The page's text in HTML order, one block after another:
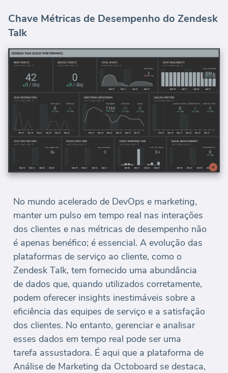
Chave Métricas de Desempenho do Zendesk
Talk
No mundo acelerado de DevOps e marketing,
manter um pulso em tempo real nas interações
dos clientes e nas métricas de desempenho não
é apenas benéfico; é essencial. A evolução das
plataformas de serviço ao cliente, como o
Zendesk Talk, tem fornecido uma abundância
de dados que, quando utilizados corretamente,
podem oferecer insights inestimáveis sobre a
eficiência das equipes de serviço e a satisfação
dos clientes. No entanto, gerenciar e analisar
esses dados em tempo real pode ser uma
tarefa assustadora. É aqui que a plataforma de
Análise de Marketing da Octoboard se destaca,